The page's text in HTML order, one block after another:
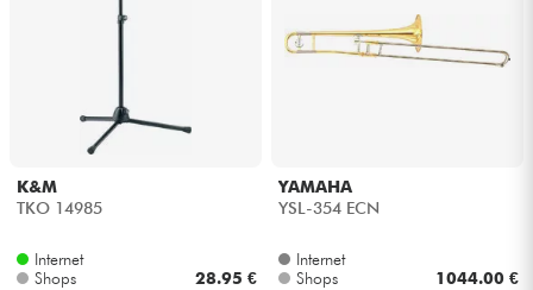
K&M
TKO 14985
Internet
Shops
28.95 €
YAMAHA
YSL-354 ECN
Internet
Shops
1044.00 €